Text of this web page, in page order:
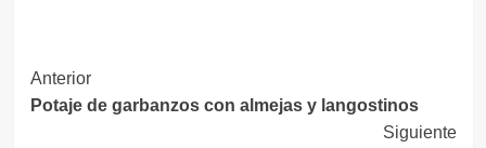
Navegación
de
Anterior
Potaje de garbanzos con almejas y langostinos
Siguiente